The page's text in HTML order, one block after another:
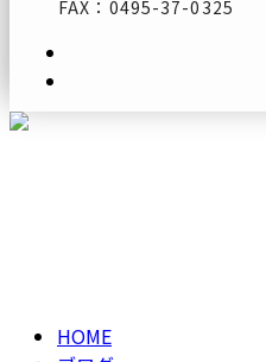
FAX：0495-37-0325
HOME